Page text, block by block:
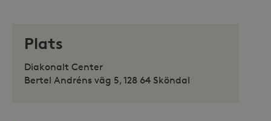
Plats
Diakonalt Center
Bertel Andréns väg 5, 128 64 Sköndal